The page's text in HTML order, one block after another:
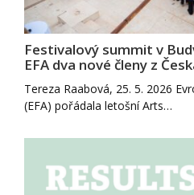
Festivalový summit v
EFA dva nové členy z
Tereza Raabová, 25. 5. 2026
(EFA) pořádala letošní Arts…